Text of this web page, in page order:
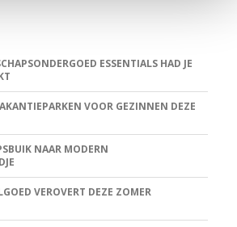
ESSENTIALS HAD JE
VOOR GEZINNEN DEZE
NAAR MODERN
VEROVERT DEZE ZOMER